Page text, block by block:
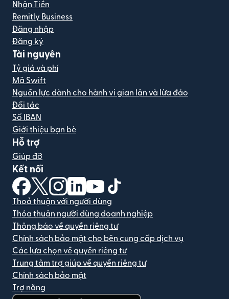
Nhận Tiền
Remitly Business
Đăng nhập
Đăng ký
Tài nguyên
Tỷ giá và phí
Mã Swift
Nguồn lực dành cho hành vi gian lận và lừa đảo
Đối tác
Số IBAN
Giới thiệu bạn bè
Hỗ trợ
Giúp đỡ
Kết nối
(mở trong cửa sổ mới)
(mở trong cửa sổ mới)
(mở trong cửa sổ mới)
(mở trong cửa sổ mới)
(mở trong cửa sổ mới)
Thoả thuận với người dùng
Thỏa thuận người dùng doanh nghiệp
Thông báo về quyền riêng tư
Chính sách bảo mật cho bên cung cấp dịch vụ
Các lựa chọn về quyền riêng tư
Trung tâm trợ giúp về quyền riêng tư
Chính sách bảo mật
Trợ năng